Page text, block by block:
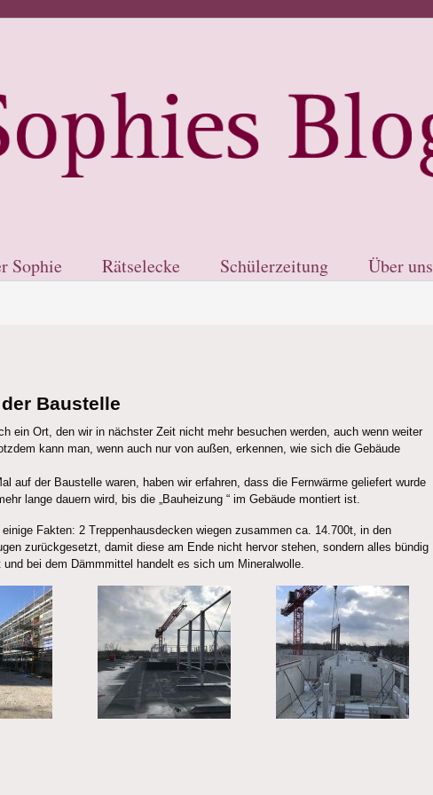
Sophie Rätselecke Schülerzeitung Über uns
Baustelle
ein Ort, den wir in nächster Zeit nicht mehr besuchen werden, auch wenn weiter
kann man, wenn auch nur von außen, erkennen, wie sich die Gebäude
auf der Baustelle waren, haben wir erfahren, dass die Fernwärme geliefert wurde
lange dauern wird, bis die „Bauheizung “ im Gebäude montiert ist.
Fakten: 2 Treppenhausdecken wiegen zusammen ca. 14.700t, in den
zurückgesetzt, damit diese am Ende nicht hervor stehen, sondern alles bündig
und bei dem Dämmmittel handelt es sich um Mineralwolle.